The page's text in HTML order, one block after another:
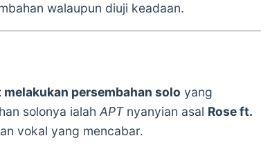
walaupun diuji keadaan.
persembahan solo yang
solonya ialah APTnyanyian asal Rose ft.
vokal yang mencabar.